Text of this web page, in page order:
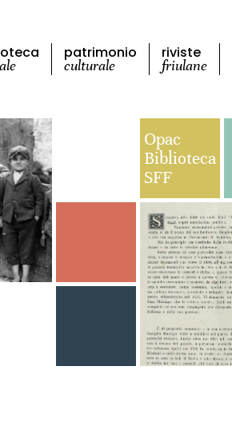
patrimonio
culturale
riviste
friulane
Opac
Biblioteca
SFF